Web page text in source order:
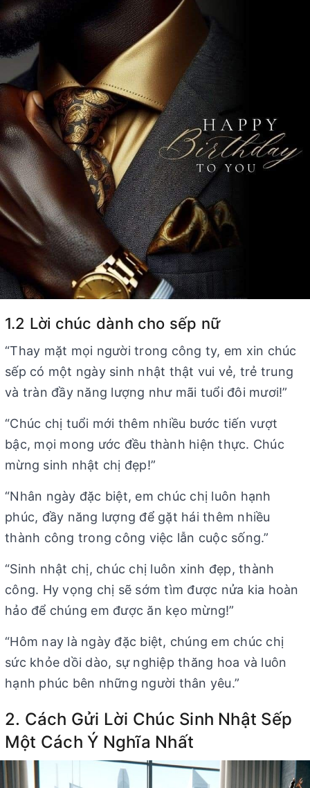
1.2 Lời chúc dành cho sếp nữ
“Thay mặt mọi người trong công ty, em xin chúc
sếp có một ngày sinh nhật thật vui vẻ, trẻ trung
và tràn đầy năng lượng như mãi tuổi đôi mươi!”
“Chúc chị tuổi mới thêm nhiều bước tiến vượt
bậc, mọi mong ước đều thành hiện thực. Chúc
mừng sinh nhật chị đẹp!”
“Nhân ngày đặc biệt, em chúc chị luôn hạnh
phúc, đầy năng lượng để gặt hái thêm nhiều
thành công trong công việc lẫn cuộc sống.”
“Sinh nhật chị, chúc chị luôn xinh đẹp, thành
công. Hy vọng chị sẽ sớm tìm được nửa kia hoàn
hảo để chúng em được ăn kẹo mừng!”
“Hôm nay là ngày đặc biệt, chúng em chúc chị
sức khỏe dồi dào, sự nghiệp thăng hoa và luôn
hạnh phúc bên những người thân yêu.”
2. Cách Gửi Lời Chúc Sinh Nhật Sếp
Một Cách Ý Nghĩa Nhất